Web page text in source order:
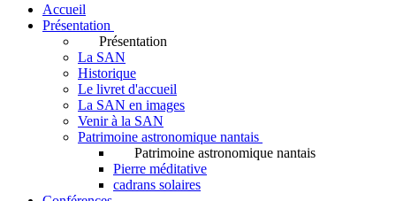
Accueil
Présentation
Présentation
La SAN
Historique
Le livret d'accueil
La SAN en images
Venir à la SAN
Patrimoine astronomique nantais
Patrimoine astronomique nantais
Pierre méditative
cadrans solaires